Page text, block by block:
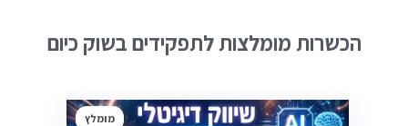
הכשרות מומלצות לתפקידים בשוק כיום
מומלץ